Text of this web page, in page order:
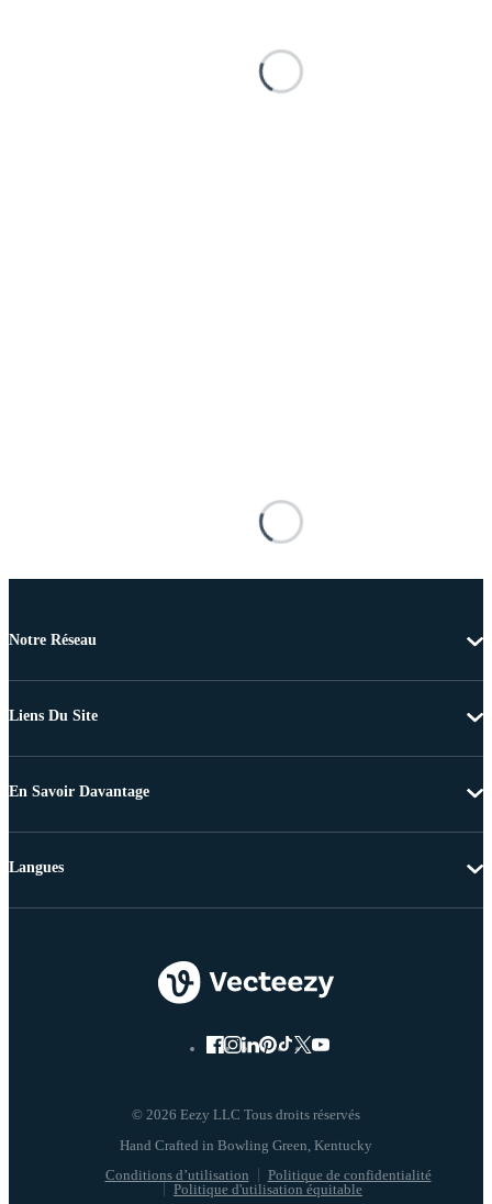
Notre Réseau
Liens Du Site
En Savoir Davantage
© 2026 Eezy LLC Tous droits réservés
Conditions d’utilisation
Politique de confidentialité
Politique d'utilisation équitable
Langues